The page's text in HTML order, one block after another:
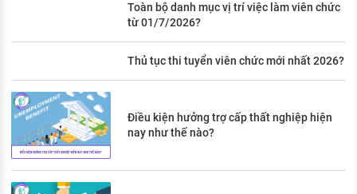
Toàn bộ danh mục vị trí việc làm viên chức
từ 01/7/2026?
Thủ tục thi tuyển viên chức mới nhất 2026?
Điều kiện hưởng trợ cấp thất nghiệp hiện
nay như thế nào?